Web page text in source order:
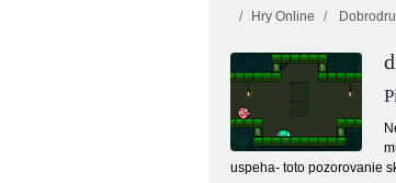
Hry Online
uspeha- toto pozorovanie